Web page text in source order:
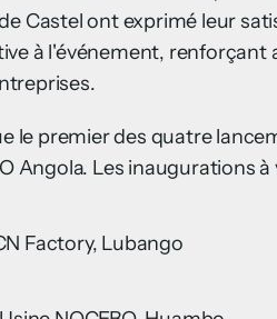
Castel ont exprimé leur
à l'événement, renforçant
le premier des quatre
Angola. Les inaugurations
Factory, Lubango